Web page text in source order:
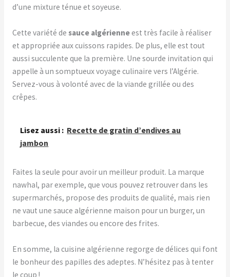
d’une mixture ténue et soyeuse.
Cette variété de sauce algérienneest très facile à réaliser
et appropriée aux cuissons rapides. De plus, elle est tout
aussi succulente que la première. Une sourde invitation qui
appelle à un somptueux voyage culinaire vers l’Algérie.
Servez-vous à volonté avec de la viande grillée ou des
crêpes.
Lisez aussi : Recette de gratin d’endives au
jambon
Faites la seule pour avoir un meilleur produit. La marque
nawhal, par exemple, que vous pouvez retrouver dans les
supermarchés, propose des produits de qualité, mais rien
ne vaut une sauce algérienne maison pour un burger, un
barbecue, des viandes ou encore des frites.
En somme, la cuisine algérienne regorge de délices qui font
le bonheur des papilles des adeptes. N’hésitez pas à tenter
le coup !